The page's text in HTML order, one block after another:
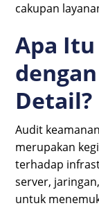
cakupan
Apa
Detail?
Audit
merupakan
terhadap
server,
untuk